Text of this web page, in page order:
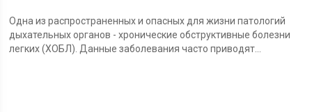
Одна из распространенных и опасных для жизни патологий
дыхательных органов - хронические обструктивные болезни
легких (ХОБЛ). Данные заболевания часто приводят...